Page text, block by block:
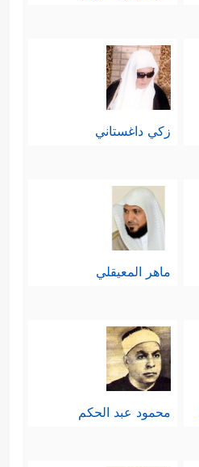
زكي داغستاني
ماهر المعيقلي
محمود عبد الحكم